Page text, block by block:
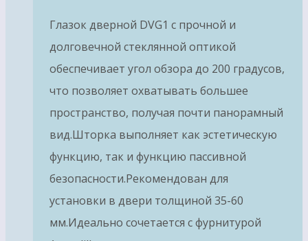
Глазок дверной DVG1 с прочной и
долговечной стеклянной оптикой
обеспечивает угол обзора до 200 градусов,
что позволяет охватывать большее
пространство, получая почти панорамный
вид.Шторка выполняет как эстетическую
функцию, так и функцию пассивной
безопасности.Рекомендован для
установки в двери толщиной 35-60
мм.Идеально сочетается с фурнитурой